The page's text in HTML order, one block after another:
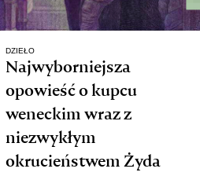
DZIEŁO
Najwyborniejsza
opowieść o kupcu
weneckim wraz z
niezwykłym
okrucieństwem Żyda